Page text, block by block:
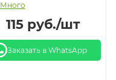
Много
115 руб./шт
Заказать в WhatsApp